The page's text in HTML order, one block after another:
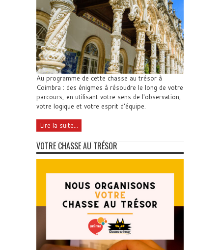
Au programme de cette chasse au trésor à
Coimbra : des énigmes à résoudre le long de votre
parcours, en utilisant votre sens de l'observation,
votre logique et votre esprit d'équipe.
Lire la suite...
VOTRE CHASSE AU TRÉSOR